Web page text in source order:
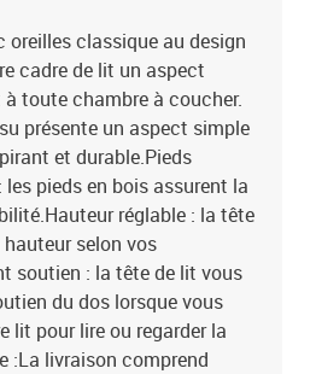
oreilles classique au design
cadre de lit un aspect
toute chambre à coucher.
présente un aspect simple
et durable.Pieds
pieds en bois assurent la
réglable : la tête
selon vos
soutien : la tête de lit vous
du dos lorsque vous
lit pour lire ou regarder la
:La livraison comprend